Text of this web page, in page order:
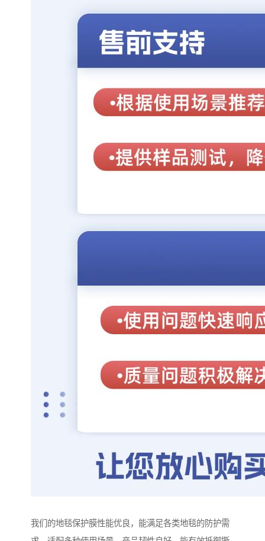
我们的地毯保护膜性能优良，能满足各类地毯的防护需